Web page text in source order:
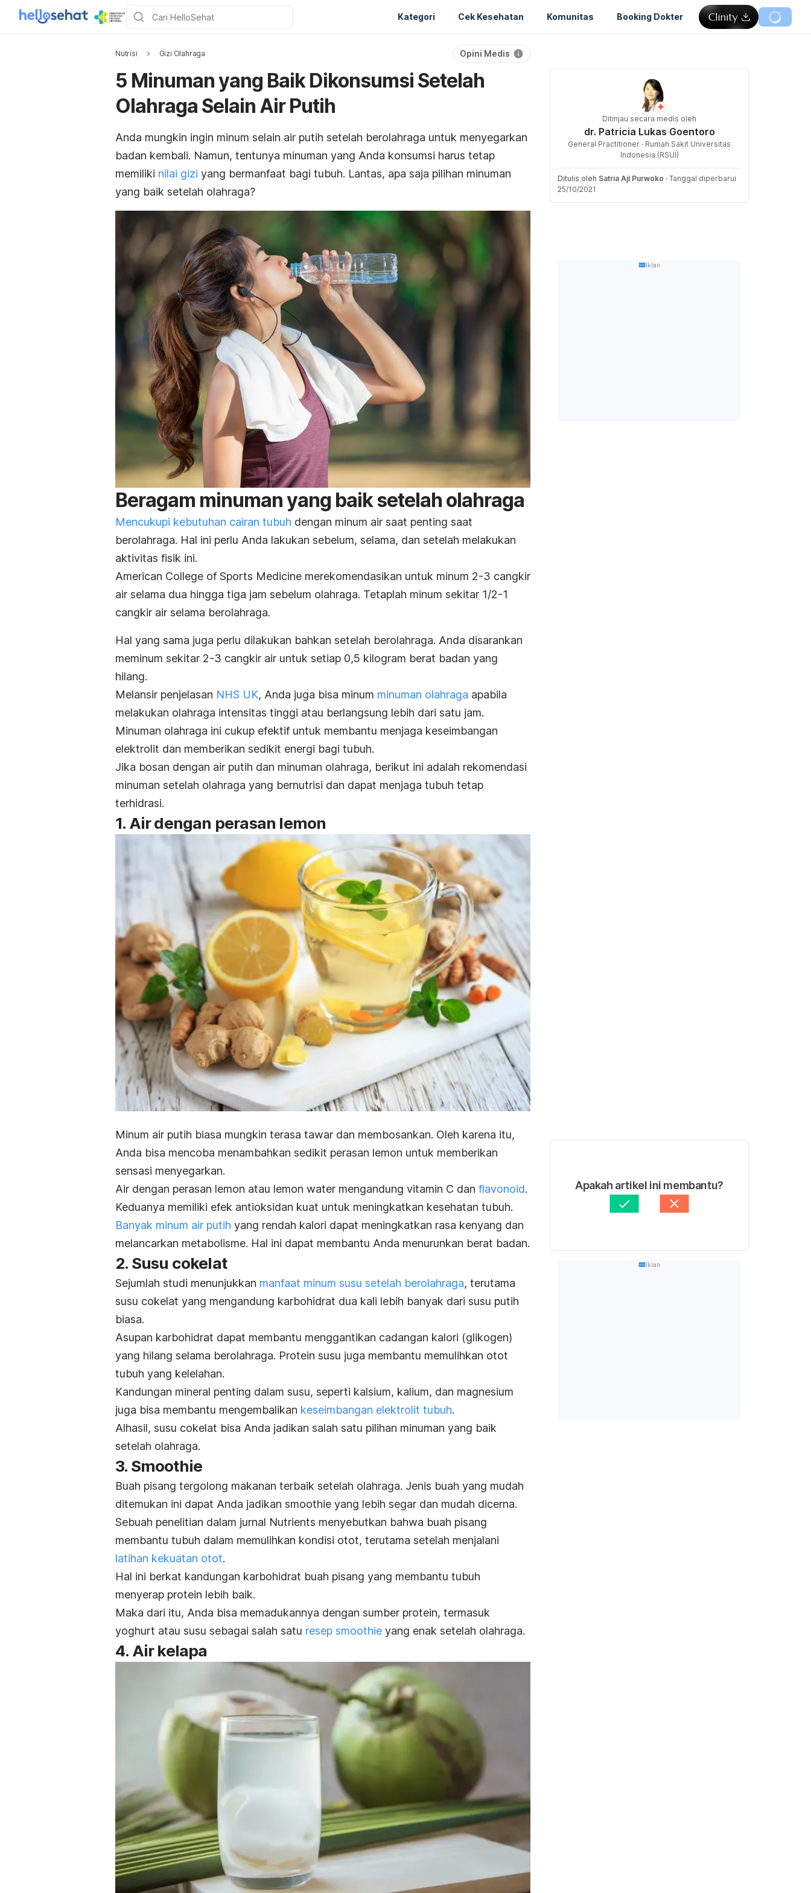
Kategori Cek Kesehatan Komunitas Booking Dokter
Nutrisi Gizi Olahraga Opini Medis
5 Minuman yang Baik Dikonsumsi Setelah
Olahraga Selain Air Putih
Anda mungkin ingin minum selain air putih setelah berolahraga untuk menyegarkan
badan kembali. Namun, tentunya minuman yang Anda konsumsi harus tetap
memiliki nilai gizi yang bermanfaat bagi tubuh. Lantas, apa saja pilihan minuman
yang baik setelah olahraga?
Beragam minuman yang baik setelah olahraga
Mencukupi kebutuhan cairan tubuh dengan minum air saat penting saat
berolahraga. Hal ini perlu Anda lakukan sebelum, selama, dan setelah melakukan
aktivitas fisik ini.
American College of Sports Medicine merekomendasikan untuk minum 2-3 cangkir
air selama dua hingga tiga jam sebelum olahraga. Tetaplah minum sekitar 1/2-1
cangkir air selama berolahraga.
Hal yang sama juga perlu dilakukan bahkan setelah berolahraga. Anda disarankan
meminum sekitar 2-3 cangkir air untuk setiap 0,5 kilogram berat badan yang
hilang.
Melansir penjelasan NHS UK, Anda juga bisa minum minuman olahraga apabila
melakukan olahraga intensitas tinggi atau berlangsung lebih dari satu jam.
Minuman olahraga ini cukup efektif untuk membantu menjaga keseimbangan
elektrolit dan memberikan sedikit energi bagi tubuh.
Jika bosan dengan air putih dan minuman olahraga, berikut ini adalah rekomendasi
minuman setelah olahraga yang bernutrisi dan dapat menjaga tubuh tetap
terhidrasi.
1. Air dengan perasan lemon
Minum air putih biasa mungkin terasa tawar dan membosankan. Oleh karena itu,
Anda bisa mencoba menambahkan sedikit perasan lemon untuk memberikan
sensasi menyegarkan.
Air dengan perasan lemon atau lemon water mengandung vitamin C dan flavonoid.
Keduanya memiliki efek antioksidan kuat untuk meningkatkan kesehatan tubuh.
Banyak minum air putih yang rendah kalori dapat meningkatkan rasa kenyang dan
melancarkan metabolisme. Hal ini dapat membantu Anda menurunkan berat badan.
2. Susu cokelat
Sejumlah studi menunjukkan manfaat minum susu setelah berolahraga, terutama
susu cokelat yang mengandung karbohidrat dua kali lebih banyak dari susu putih
biasa.
Asupan karbohidrat dapat membantu menggantikan cadangan kalori (glikogen)
yang hilang selama berolahraga. Protein susu juga membantu memulihkan otot
tubuh yang kelelahan.
Kandungan mineral penting dalam susu, seperti kalsium, kalium, dan magnesium
juga bisa membantu mengembalikan keseimbangan elektrolit tubuh.
Alhasil, susu cokelat bisa Anda jadikan salah satu pilihan minuman yang baik
setelah olahraga.
3. Smoothie
Buah pisang tergolong makanan terbaik setelah olahraga. Jenis buah yang mudah
ditemukan ini dapat Anda jadikan smoothie yang lebih segar dan mudah dicerna.
Sebuah penelitian dalam jurnal Nutrients menyebutkan bahwa buah pisang
membantu tubuh dalam memulihkan kondisi otot, terutama setelah menjalani
latihan kekuatan otot.
Hal ini berkat kandungan karbohidrat buah pisang yang membantu tubuh
menyerap protein lebih baik.
Maka dari itu, Anda bisa memadukannya dengan sumber protein, termasuk
yoghurt atau susu sebagai salah satu resep smoothie yang enak setelah olahraga.
4. Air kelapa
Ditinjau secara medis oleh
dr. Patricia Lukas Goentoro
General Practitioner · Rumah Sakit Universitas
Indonesia (RSUI)
Ditulis oleh Satria Aji Purwoko · Tanggal diperbarui
25/10/2021
Iklan
Apakah artikel ini membantu?
Iklan